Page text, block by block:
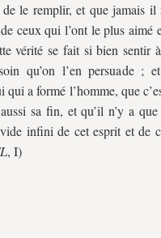
de le remplir, et que jamais
ceux qui l’ont le plus aimé
vérité se fait si bien sentir
qu’on l’en persuade ;
qui a formé l’homme, que
sa fin, et qu’il n’y a
infini de cet esprit et de
, I)